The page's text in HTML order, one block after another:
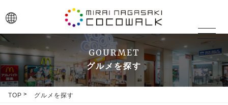
GOURMET
グルメを探す
TOP グルメを探す